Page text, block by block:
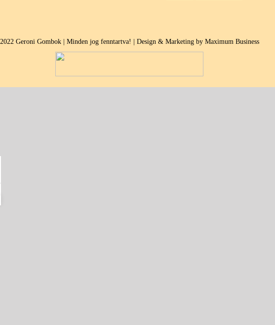
2022 Geroni Gombok | Minden jog fenntartva! | Design & Marketing by Maximum Business